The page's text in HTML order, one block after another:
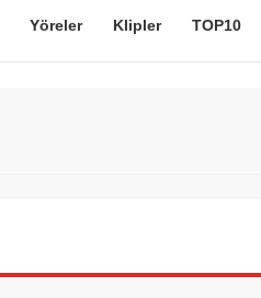
Yöreler Klipler TOP10